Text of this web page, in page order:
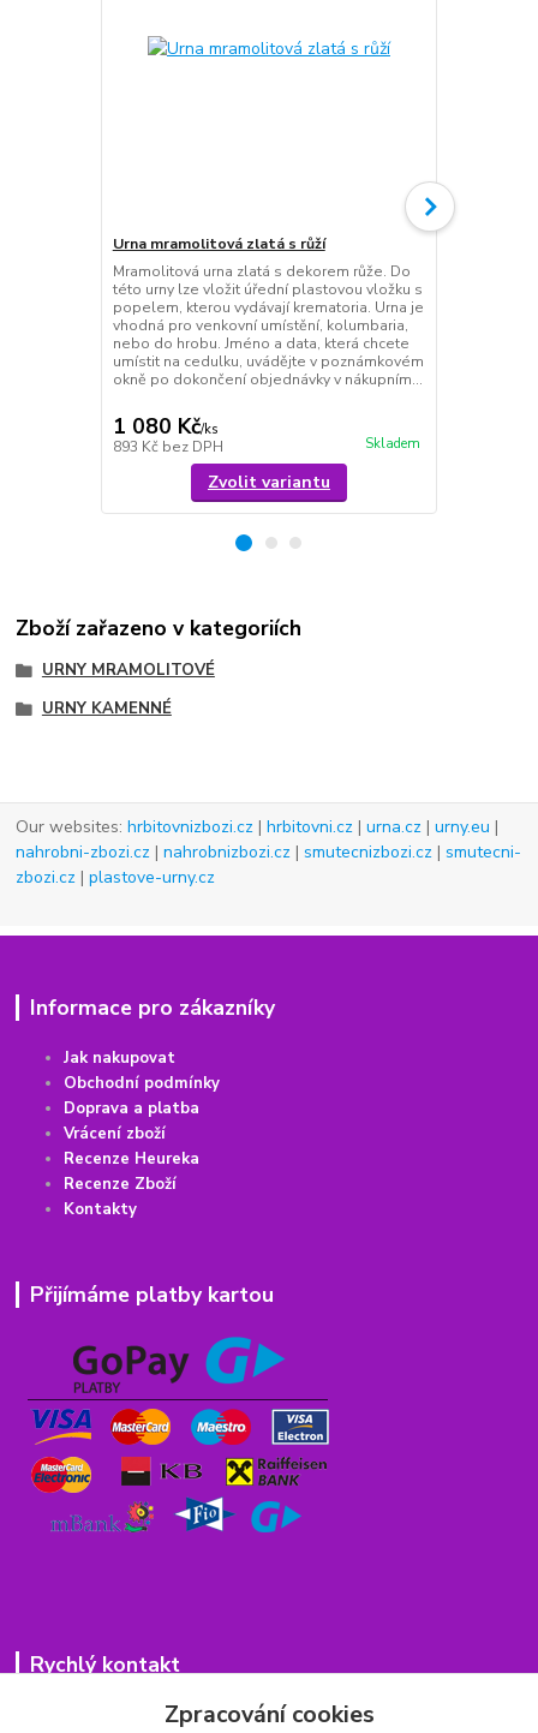
Urna mramolitová zlatá s růží
Mramolitová urna zlatá s dekorem růže. Do
této urny lze vložit úřední plastovou vložku s
popelem, kterou vydávají krematoria. Urna je
vhodná pro venkovní umístění, kolumbaria,
nebo do hrobu. Jméno a data, která chcete
umístit na cedulku, uvádějte v poznámkovém
okně po dokončení objednávky v nákupním...
1 080 Kč/ks
893 Kč bez DPH Skladem
Zvolit variantu
Zboží zařazeno v kategoriích
URNY MRAMOLITOVÉ
URNY KAMENNÉ
Our websites:hrbitovnizbozi.cz |hrbitovni.cz |urna.cz |urny.eu |
nahrobni-zbozi.cz |nahrobnizbozi.cz |smutecnizbozi.cz |smutecni-
zbozi.cz |plastove-urny.cz
Informace pro zákazníky
Jak nakupovat
Obchodní podmínky
Doprava a platba
Vrácení zboží
Recenze Heureka
Recenze Zboží
Kontakty
Přijímáme platby kartou
Rychlý kontakt
Zpracování cookies